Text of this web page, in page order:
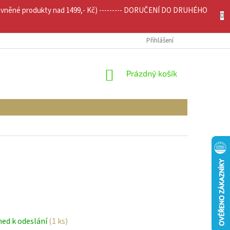
produkty nad 1499,- Kč) --------- DORUČENÍ DO DRUHÉHO
Přihlášení
NÁKUPNÍ
Prázdný košík
k odeslání(1 ks)